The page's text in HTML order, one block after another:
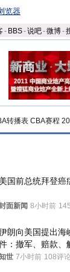
览器
- BBS-说吧-微博-
转播表 CBA赛程
美国前总统拜登癌
面新闻 8小时前
朗向美国提出海
：撤军、赔款、
世 7小时前 108评论